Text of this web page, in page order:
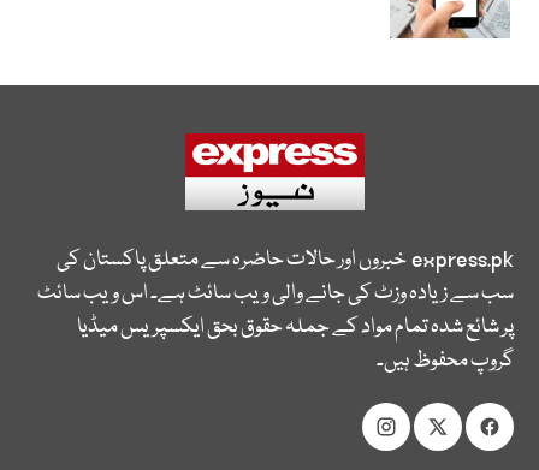
express.pkخبروں اور حالات حاضرہ سے متعلق پاکستان کی
سب سے زیادہ وزٹ کی جانے والی ویب سائٹ ہے۔ اس ویب سائٹ
پر شائع شدہ تمام مواد کے جملہ حقوق بحق ایکسپریس میڈیا
گروپ محفوظ ہیں۔